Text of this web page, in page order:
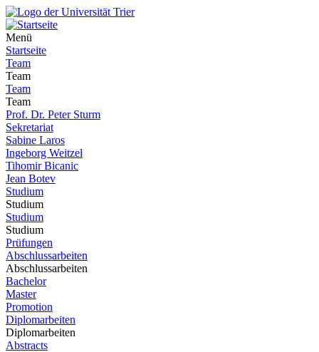
Menü
Startseite
Team
Team
Team
Team
Prof. Dr. Peter Sturm
Sekretariat
Sabine Laros
Ingeborg Weitzel
Tihomir Bicanic
Jean Botev
Studium
Studium
Studium
Studium
Prüfungen
Abschlussarbeiten
Abschlussarbeiten
Bachelor
Master
Promotion
Diplomarbeiten
Diplomarbeiten
Abstracts